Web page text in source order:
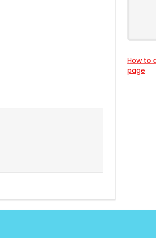
How to
page